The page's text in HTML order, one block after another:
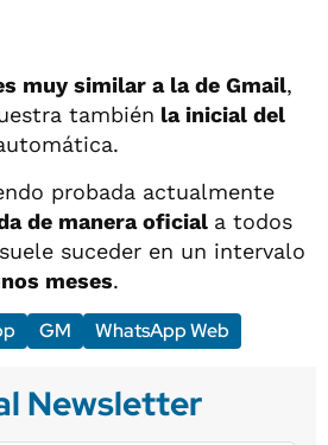
muy similar a la de Gmail,
también la inicial del
probada actualmente
de manera oficial a todos
suceder en un intervalo
meses.
GM WhatsApp Web
Newsletter